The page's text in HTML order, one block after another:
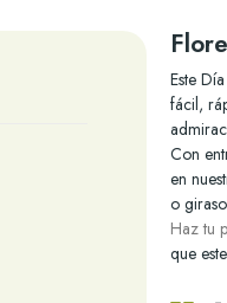
Este
fácil,
Con
en
o
Haz tu
que